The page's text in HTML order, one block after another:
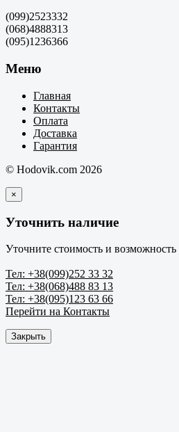
(099)2523332
(068)4888313
(095)1236366
Меню
Главная
Контакты
Оплата
Доставка
Гарантия
© Hodovik.com 2026
×
Уточнить наличие
Уточните стоимость и возможность
Тел: +38(099)252 33 32
Тел: +38(068)488 83 13
Тел: +38(095)123 63 66
Перейти на Контакты
Закрыть